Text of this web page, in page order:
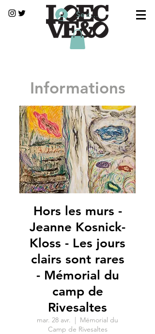
Se connecter
Informations
Hors les murs -
Jeanne Kosnick-
Kloss - Les jours
clairs sont rares
- Mémorial du
camp de
Rivesaltes
mar. 28 avr.
  |
Mémorial du
Camp de Rivesaltes